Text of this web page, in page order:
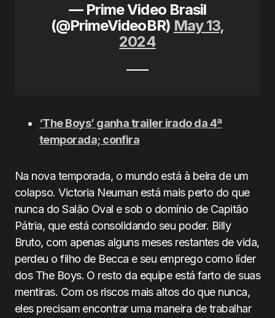
— Prime Video Brasil
(@PrimeVideoBR) May 13,
2024
‘The Boys’ ganha trailer irado da 4ª
temporada; confira
Na nova temporada, o mundo está à beira de um
colapso. Victoria Neuman está mais perto do que
nunca do Salão Oval e sob o domínio de Capitão
Pátria, que está consolidando seu poder. Billy
Bruto, com apenas alguns meses restantes de vida,
perdeu o filho de Becca e seu emprego como líder
dos The Boys. O resto da equipe está farto de suas
mentiras. Com os riscos mais altos do que nunca,
eles precisam encontrar uma maneira de trabalhar